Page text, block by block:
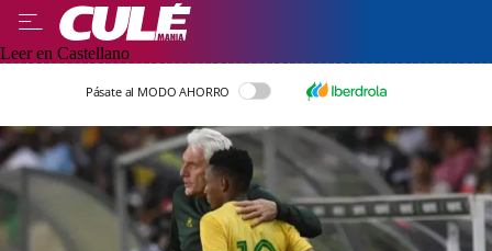
Leer en Castellano
Pásate al MODO AHORRO